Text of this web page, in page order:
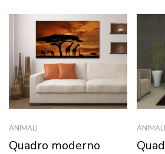
ANIMALI
Quadro moderno
ANIMALI